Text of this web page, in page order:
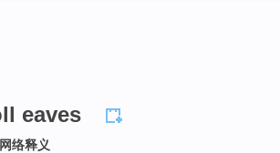
eaves
网络释义